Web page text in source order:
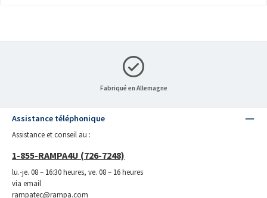
Fabriqué en Allemagne
Assistance téléphonique
Assistance et conseil au :
1-855-RAMPA4U (726-7248)
lu.-je. 08 – 16:30 heures, ve. 08 – 16 heures
via email
rampatec@rampa.com